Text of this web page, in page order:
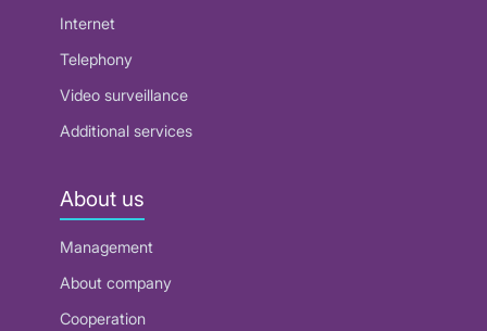
Internet
Telephony
Video surveillance
Additional services
About us
Management
About company
Cooperation